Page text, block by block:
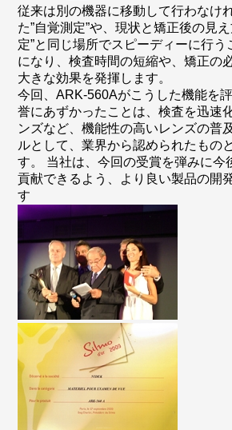
従来は別の機器に移動して行わなけ
た”自覚測定”や、現状と矯正後の見
定”と同じ場所でスピーディーに行う
になり、検査時間の短縮や、矯正の
大きな効果を発揮します。
今回、ARK-560Aがこうした機能を
誉にあずかったことは、検査を迅速
ンズなど、機能性の高いレンズの普
ルとして、業界から認められたもの
す。 当社は、今回の受賞を弾みに今
貢献できるよう、より良い製品の開
す